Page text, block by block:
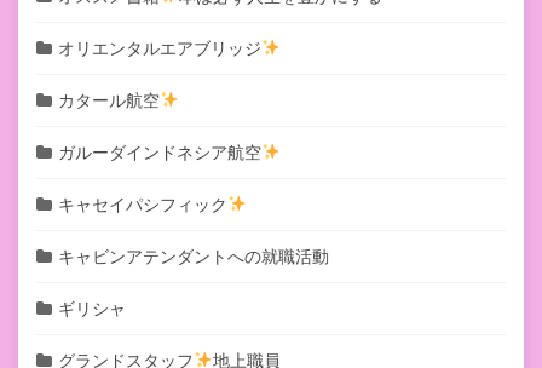
オリエンタルエアブリッジ
カタール航空
ガルーダインドネシア航空
キャセイパシフィック
キャビンアテンダントへの就職活動
ギリシャ
グランドスタッフ 地上職員